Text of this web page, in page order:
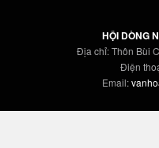
HỘI DÒNG
Địa chỉ: Thôn Bùi
Điện
Email: